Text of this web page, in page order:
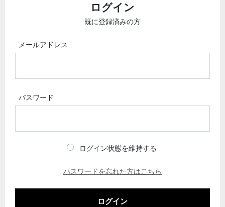
ログイン
既に登録済みの方
メールアドレス
パスワード
ログイン状態を維持する
パスワードを忘れた方はこちら
ログイン